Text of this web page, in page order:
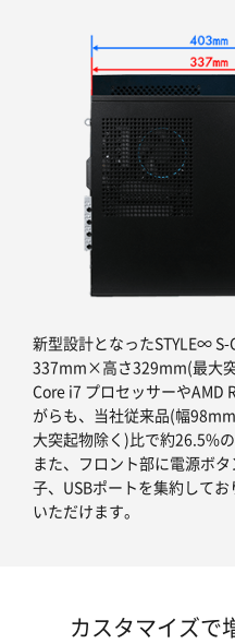
新型設計となったSTYLE∞
337mm×高さ329mm(最大
Core i7 プロセッサーやAMD
がらも、当社従来品(幅
大突起物除く)比で約26.5%
また、フロント部に電源ボ
子、USBポートを集約して
いただけます。
カスタマイズで